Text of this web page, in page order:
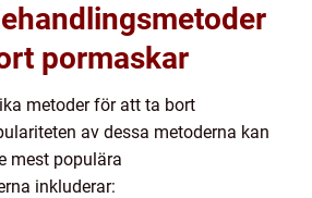
pormaskar
metoder för att ta bort
av dessa metoderna kan
mest populära
inkluderar: